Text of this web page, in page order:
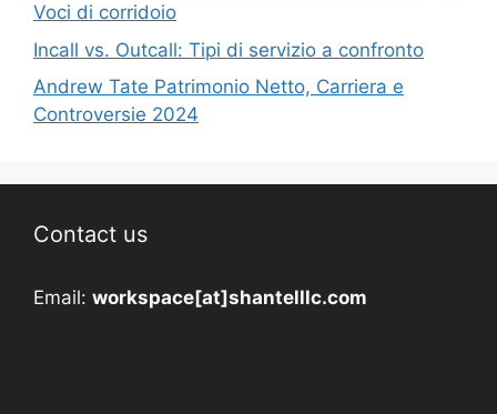
Voci di corridoio
Incall vs. Outcall: Tipi di servizio a confronto
Andrew Tate Patrimonio Netto, Carriera e
Controversie 2024
Contact us
Email: workspace[at]shantelllc.com